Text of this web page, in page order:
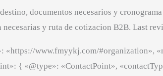
documentos necesarios y cronograma
y ruta de cotizacion B2B. Last
www.fmyykj.com/#organization»,
{ «@type»: «ContactPoint»,